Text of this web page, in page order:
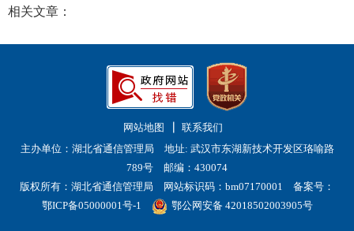
相关文章：
网站地图
联系我们
主办单位：湖北省通信管理局 地址: 武汉市东湖新技术开发区珞喻路
789号 邮编：430074
版权所有：湖北省通信管理局 网站标识码：bm07170001 备案号：
鄂ICP备05000001号-1
鄂公网安备 42018502003905号